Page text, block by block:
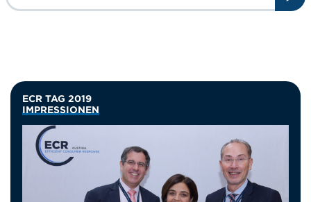
ECR TAG 2019
IMPRESSIONEN